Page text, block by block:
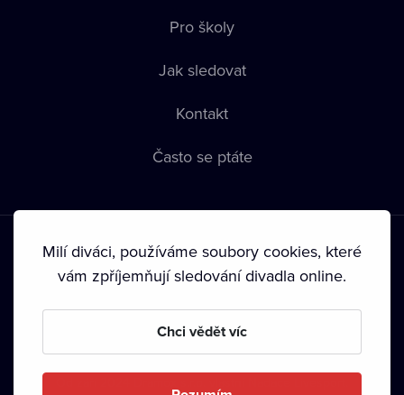
Pro školy
Jak sledovat
Kontakt
Často se ptáte
Podmínky používání • Ochrana soukromí • Zásady používání
• Autorská práva•
Milí diváci, používáme soubory cookies, které
vám zpříjemňují sledování divadla online.
Chci vědět víc